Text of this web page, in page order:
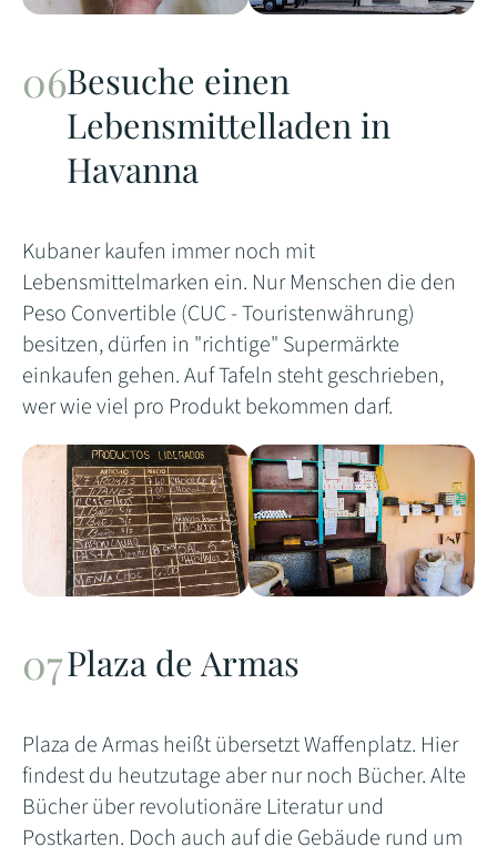
Besuche einen
Lebensmittelladen in
Havanna
Kubaner kaufen immer noch mit
Lebensmittelmarken ein. Nur Menschen die den
Peso Convertible (CUC - Touristenwährung)
besitzen, dürfen in "richtige" Supermärkte
einkaufen gehen. Auf Tafeln steht geschrieben,
wer wie viel pro Produkt bekommen darf.
Plaza de Armas
Plaza de Armas heißt übersetzt Waffenplatz. Hier
findest du heutzutage aber nur noch Bücher. Alte
Bücher über revolutionäre Literatur und
Postkarten. Doch auch auf die Gebäude rund um